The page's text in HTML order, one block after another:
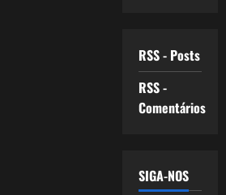
RSS - Posts
RSS -
Comentários
SIGA-NOS